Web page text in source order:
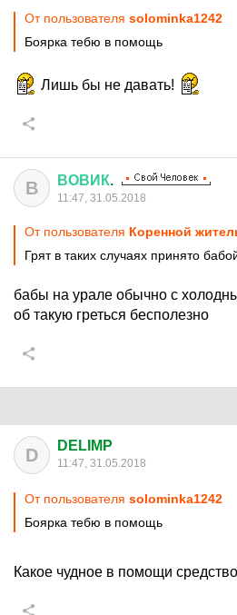
От пользователя solominka1242
Боярка тебю в помощь
Лишь бы не давать!
В ВОВИК.
11:47, 31.05.2018
От пользователя Коренной
Грят в таких случаях принято
бабы на урале обычно с
об такую греться бесполезно
D DELIMP
11:47, 31.05.2018
От пользователя solominka1242
Боярка тебю в помощь
Какое чудное в помощи